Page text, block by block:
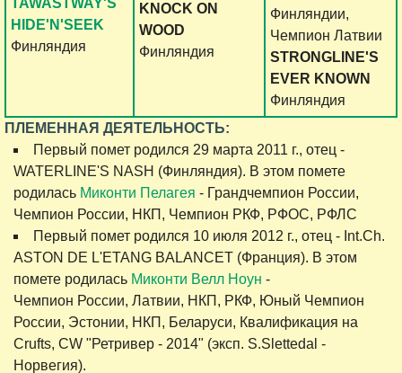
TAWASTWAY'S
HIDE'N'SEEK
Финляндия
KNOCK ON
WOOD
Финляндия
Финляндии,
Чемпион Латвии
STRONGLINE'S
EVER KNOWN
Финляндия
ПЛЕМЕННАЯ ДЕЯТЕЛЬНОСТЬ:
Первый помет родился 29 марта 2011 г., отец -
WATERLINE'S NASH (Финляндия). В этом помете
родилась Миконти Пелагея - Грандчемпион России,
Чемпион России, НКП, Чемпион РКФ, РФОС, РФЛС
Первый помет родился 10 июля 2012 г., отец - Int.Ch.
ASTON DE L'ETANG BALANCET (Франция). В этом
помете родилась Миконти Велл Ноун -
Чемпион России, Латвии, НКП, РКФ, Юный Чемпион
России, Эстонии, НКП, Беларуси, Квалификация на
Crufts, CW "Ретривер - 2014" (эксп. S.Slettedal -
Норвегия).